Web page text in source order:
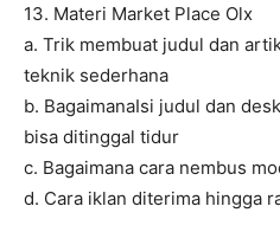
13. Materi Market Place Olx
a. Trik membuat judul dan
teknik sederhana
b. BagaimanaIsi judul dan
bisa ditinggal tidur
c. Bagaimana cara nembus
d. Cara iklan diterima hingga